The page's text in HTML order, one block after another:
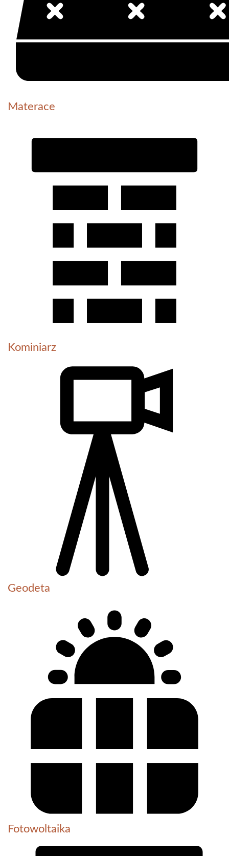
Materace
Kominiarz
Geodeta
Fotowoltaika